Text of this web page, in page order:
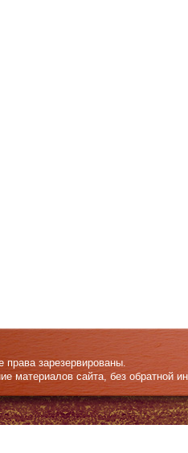
зарезервированы.
материалов сайта, без обратной